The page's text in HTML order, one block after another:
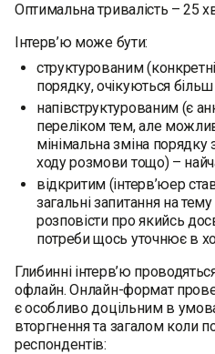
Оптимальна тривалість – 25
Інтерв’ю може бути:
структурованим
порядку, очікуються більш
напівструктурованим (є
переліком тем, але
мінімальна зміна порядку
ходу розмови тощо) –
відкритим (інтерв’юер
загальні запитання на
розповісти про якийсь
потреби щось уточнює в
Глибинні інтерв’ю
офлайн. Онлайн-формат
є особливо доцільним в
вторгнення та загалом коли
респондентів: